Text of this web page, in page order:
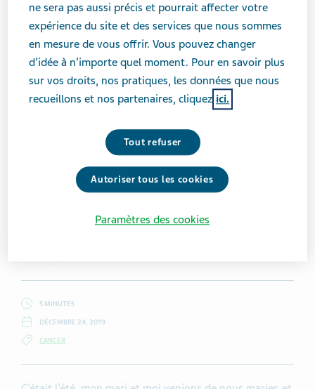
5 MINUTES
DÉCEMBRE 24, 2019
CANCER
ne sera pas aussi précis et pourrait affecter votre
expérience du site et des services que nous sommes
en mesure de vous offrir. Vous pouvez changer
d’idée à n’importe quel moment. Pour en savoir plus
sur vos droits, nos pratiques, les données que nous
recueillons et nos partenaires, cliquez ici.
Tout refuser
Autoriser tous les cookies
Paramètres des cookies